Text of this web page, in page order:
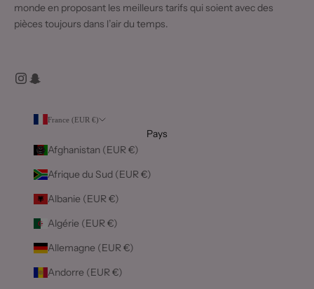
monde en proposant les meilleurs tarifs qui soient avec des
pièces toujours dans l’air du temps.
France (EUR €)
Pays
Afghanistan (EUR €)
Afrique du Sud (EUR €)
Albanie (EUR €)
Algérie (EUR €)
Allemagne (EUR €)
Andorre (EUR €)